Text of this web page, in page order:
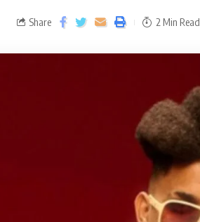
Share 2 Min Read